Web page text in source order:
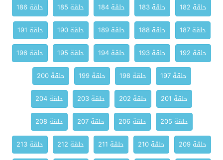
حلقة 182
حلقة 183 حلقة 184 حلقة 185
حلقة 186
حلقة 187
حلقة 188 حلقة 189 حلقة 190
حلقة 191
حلقة 192
حلقة 193 حلقة 194 حلقة 195
حلقة 196
حلقة 197
حلقة 198 حلقة 199
حلقة 200
حلقة 201
حلقة 202 حلقة 203
حلقة 204
حلقة 205
حلقة 206 حلقة 207
حلقة 208
حلقة 209
حلقة 210 حلقة 211 حلقة 212
حلقة 213